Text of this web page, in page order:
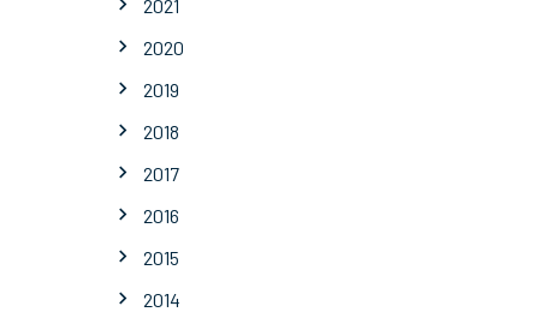
2021
2020
2019
2018
2017
2016
2015
2014